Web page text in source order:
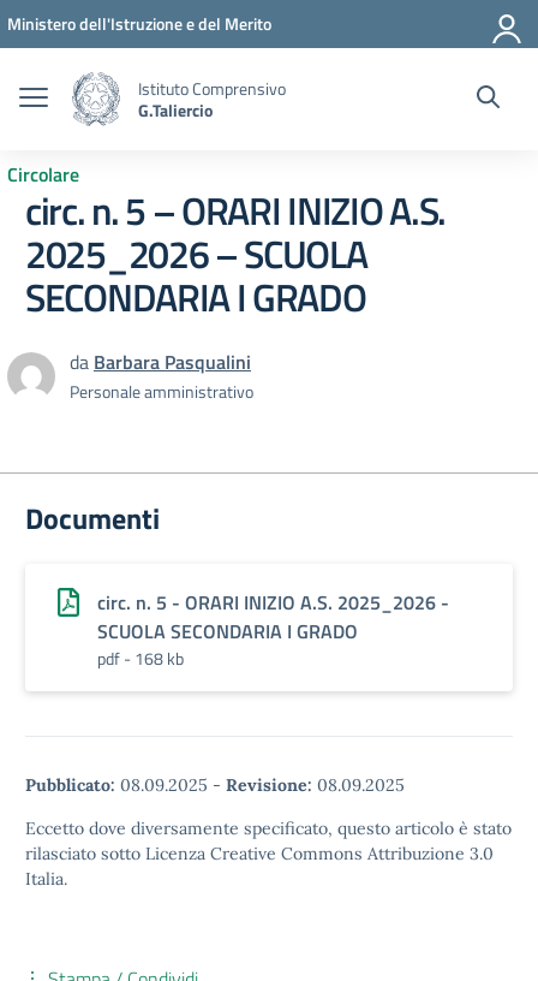
Vai ai contenuti
Vai al menu di navigazione
Vai al footer
Ministero dell'Istruzione e del Merito
Istituto Comprensivo
G.Taliercio
Circolare
circ. n. 5 – ORARI INIZIO A.S.
2025_2026 – SCUOLA
SECONDARIA I GRADO
da Barbara Pasqualini
Personale amministrativo
Documenti
circ. n. 5 - ORARI INIZIO A.S. 2025_2026 -
SCUOLA SECONDARIA I GRADO
pdf - 168 kb
Pubblicato: 08.09.2025 - Revisione: 08.09.2025
Eccetto dove diversamente specificato, questo articolo è stato
rilasciato sotto Licenza Creative Commons Attribuzione 3.0
Italia.